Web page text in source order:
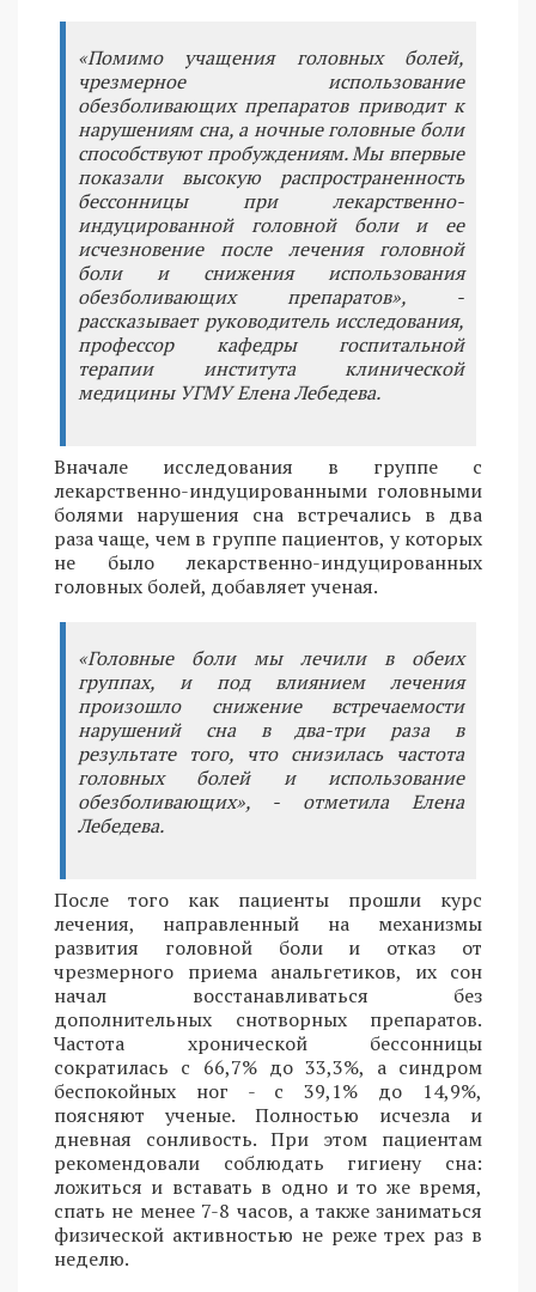
«Помимо учащения головных болей,
чрезмерное использование
обезболивающих препаратов приводит к
нарушениям сна, а ночные головные боли
способствуют пробуждениям. Мы впервые
показали высокую распространенность
бессонницы при лекарственно-
индуцированной головной боли и ее
исчезновение после лечения головной
боли и снижения использования
обезболивающих препаратов», -
рассказывает руководитель исследования,
профессор кафедры госпитальной
терапии института клинической
медицины УГМУ Елена Лебедева.
Вначале исследования в группе с
лекарственно-индуцированными головными
болями нарушения сна встречались в два
раза чаще, чем в группе пациентов, у которых
не было лекарственно-индуцированных
головных болей, добавляет ученая.
«Головные боли мы лечили в обеих
группах, и под влиянием лечения
произошло снижение встречаемости
нарушений сна в два-три раза в
результате того, что снизилась частота
головных болей и использование
обезболивающих», - отметила Елена
Лебедева.
После того как пациенты прошли курс
лечения, направленный на механизмы
развития головной боли и отказ от
чрезмерного приема анальгетиков, их сон
начал восстанавливаться без
дополнительных снотворных препаратов.
Частота хронической бессонницы
сократилась с 66,7% до 33,3%, а синдром
беспокойных ног - с 39,1% до 14,9%,
поясняют ученые. Полностью исчезла и
дневная сонливость. При этом пациентам
рекомендовали соблюдать гигиену сна:
ложиться и вставать в одно и то же время,
спать не менее 7-8 часов, а также заниматься
физической активностью не реже трех раз в
неделю.